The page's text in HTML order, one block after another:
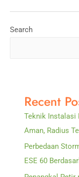
Penangkal
Petir
Search
Recent
Teknik Instalasi
Aman, Radius
Perbedaan
ESE 60